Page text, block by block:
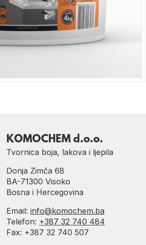
KOMOCHEM d.o.o.
Tvornica boja, lakova i ljepila
Donja Zimča 68
BA-71300 Visoko
Bosna i Hercegovina
Email: info@komochem.ba
Telefon: +387 32 740 484
Fax: +387 32 740 507